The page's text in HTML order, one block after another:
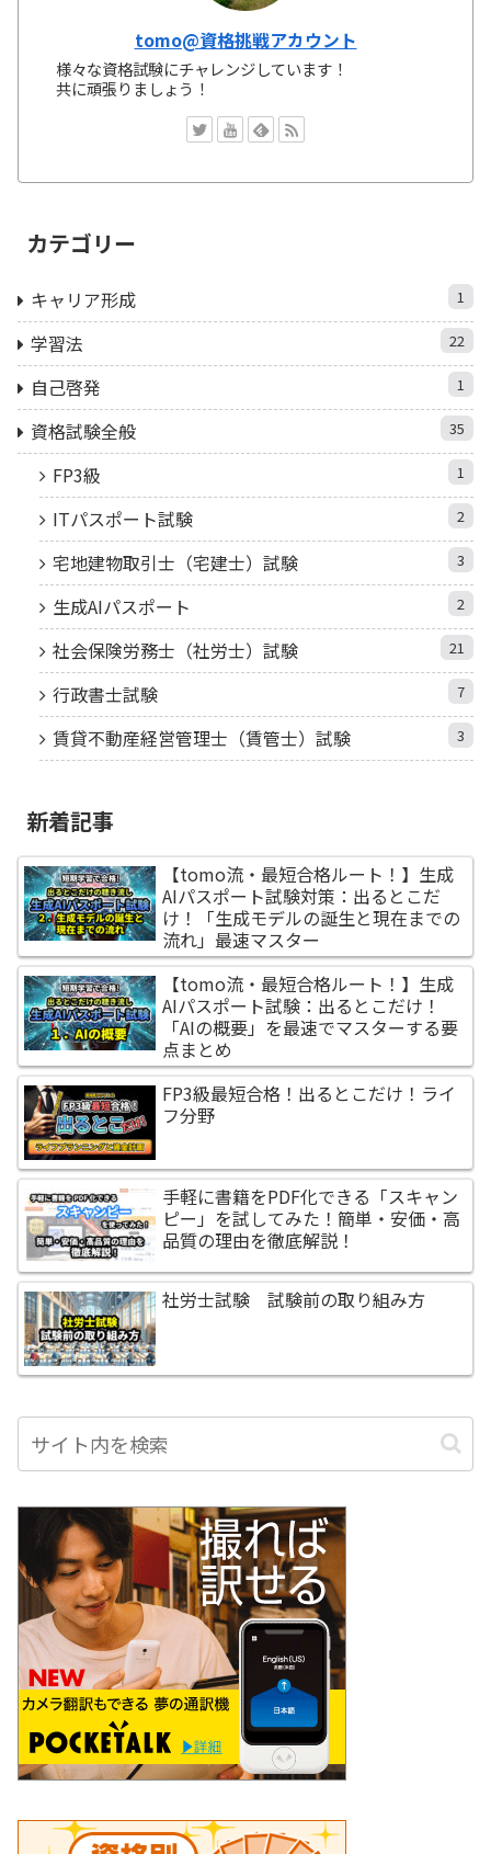
tomo@資格挑戦アカウント
様々な資格試験にチャレンジしています！
共に頑張りましょう！
カテゴリー
キャリア形成 1
学習法 22
自己啓発 1
資格試験全般 35
FP3級 1
ITパスポート試験 2
宅地建物取引士（宅建士）試験 3
生成AIパスポート 2
社会保険労務士（社労士）試験 21
行政書士試験 7
賃貸不動産経営管理士（賃管士）試験 3
新着記事
【tomo流・最短合格ルート！】生成
AIパスポート試験対策：出るとこだ
け！「生成モデルの誕生と現在までの
流れ」最速マスター
【tomo流・最短合格ルート！】生成
AIパスポート試験：出るとこだけ！
「AIの概要」を最速でマスターする要
点まとめ
FP3級最短合格！出るとこだけ！ライ
フ分野
手軽に書籍をPDF化できる「スキャン
ピー」を試してみた！簡単・安価・高
品質の理由を徹底解説！
社労士試験 試験前の取り組み方